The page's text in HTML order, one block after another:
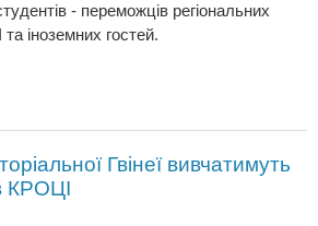
- переможців регіональних
та іноземних гостей.
Гвінеї вивчатимуть
КРОЦІ